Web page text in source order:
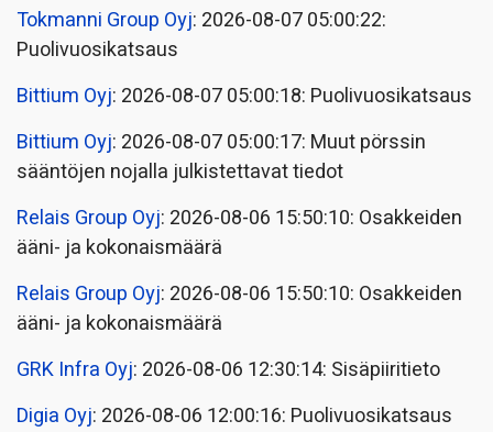
Tokmanni Group Oyj: 2026-08-07 05:00:22:
Puolivuosikatsaus
Bittium Oyj: 2026-08-07 05:00:18: Puolivuosikatsaus
Bittium Oyj: 2026-08-07 05:00:17: Muut pörssin
sääntöjen nojalla julkistettavat tiedot
Relais Group Oyj: 2026-08-06 15:50:10: Osakkeiden
ääni- ja kokonaismäärä
Relais Group Oyj: 2026-08-06 15:50:10: Osakkeiden
ääni- ja kokonaismäärä
GRK Infra Oyj: 2026-08-06 12:30:14: Sisäpiiritieto
Digia Oyj: 2026-08-06 12:00:16: Puolivuosikatsaus